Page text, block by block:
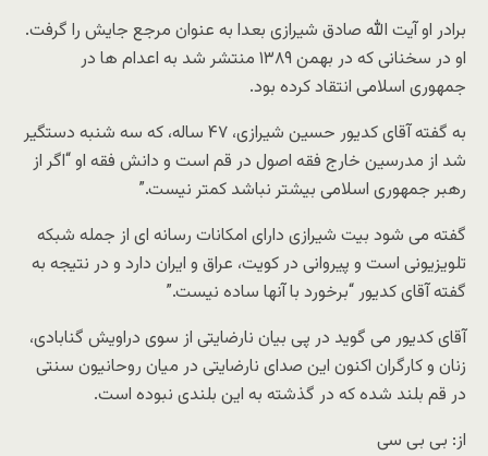
برادر او آیت الله صادق شیرازی بعدا به عنوان مرجع جایش را گرفت.
او در سخنانی که در بهمن ۱۳۸۹ منتشر شد به اعدام ها در
جمهوری اسلامی انتقاد کرده بود.
به گفته آقای کدیور حسین شیرازی، ۴۷ ساله، که سه شنبه دستگیر
شد از مدرسین خارج فقه اصول در قم است و دانش فقه او “اگر از
رهبر جمهوری اسلامی بیشتر نباشد کمتر نیست.”
گفته می شود بیت شیرازی دارای امکانات رسانه ای از جمله شبکه
تلویزیونی است و پیروانی در کویت، عراق و ایران دارد و در نتیجه به
گفته آقای کدیور “برخورد با آنها ساده نیست.”
آقای کدیور می گوید در پی بیان نارضایتی از سوی دراویش گنابادی،
زنان و کارگران اکنون این صدای نارضایتی در میان روحانیون سنتی
در قم بلند شده که در گذشته به این بلندی نبوده است.
از: بی بی سی